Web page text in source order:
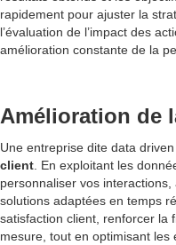
rapidement pour ajuster la
l’évaluation de l’impact des
amélioration constante de la
Amélioration de
Une entreprise dite data
client . En exploitant les
personnaliser vos
solutions adaptées en temps
satisfaction client, renforcer la
mesure, tout en optimisant les